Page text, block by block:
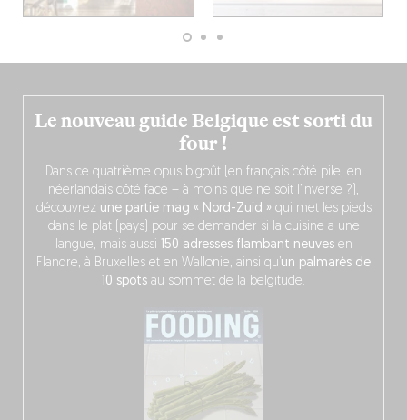
Le nouveau guide Belgique est sorti du
four !
Dans ce quatrième opus bigoût (en français côté pile, en
néerlandais côté face – à moins que ne soit l’inverse ?),
découvrez une partie mag « Nord-Zuid » qui met les pieds
dans le plat (pays) pour se demander si la cuisine a une
langue, mais aussi
150 adresses flambant neuvesen
Flandre, à Bruxelles et en Wallonie, ainsi qu’ un palmarès de
10 spots au sommet de la belgitude.